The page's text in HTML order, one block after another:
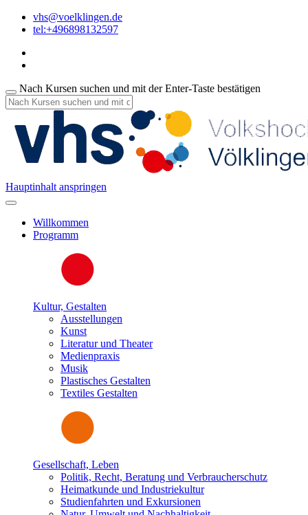
vhs@voelklingen.de
tel:+496898132597
Nach Kursen suchen und mit der Enter-Taste bestätigen
Hauptinhalt anspringen
Willkommen
Programm
Kultur, Gestalten
Ausstellungen
Kunst
Literatur und Theater
Medienpraxis
Musik
Plastisches Gestalten
Textiles Gestalten
Gesellschaft, Leben
Politik, Recht, Beratung und Verbraucherschutz
Heimatkunde und Industriekultur
Studienfahrten und Exkursionen